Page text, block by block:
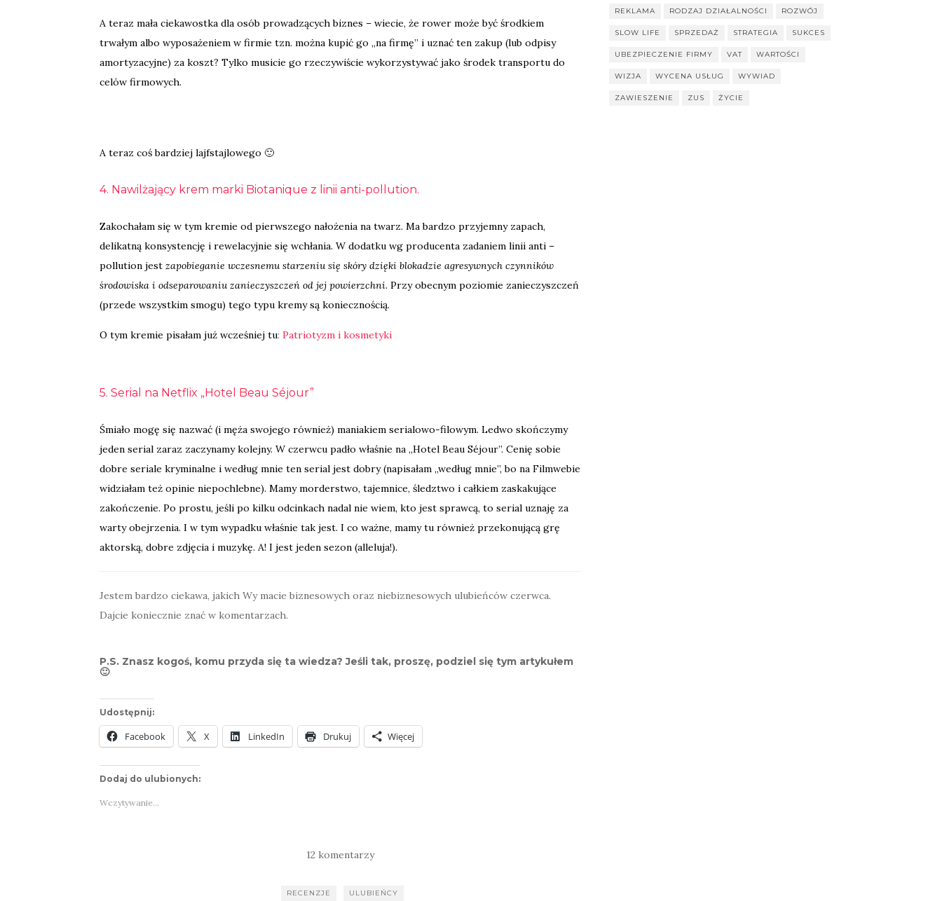
A teraz mała ciekawostka dla osób prowadzących biznes – wiecie, że rower może być środkiem
trwałym albo wyposażeniem w firmie tzn. można kupić go „na firmę” i uznać ten zakup (lub odpisy
amortyzacyjne) za koszt? Tylko musicie go rzeczywiście wykorzystywać jako środek transportu do
celów firmowych.
A teraz coś bardziej lajfstajlowego 🙂
4. Nawilżający krem marki Biotanique z linii anti-pollution.
Zakochałam się w tym kremie od pierwszego nałożenia na twarz. Ma bardzo przyjemny zapach,
delikatną konsystencję i rewelacyjnie się wchłania. W dodatku wg producenta zadaniem linii anti –
pollution jest zapobieganie wczesnemu starzeniu się skóry dzięki blokadzie agresywnych czynników
środowiska i odseparowaniu zanieczyszczeń od jej powierzchni. Przy obecnym poziomie zanieczyszczeń
(przede wszystkim smogu) tego typu kremy są koniecznością.
O tym kremie pisałam już wcześniej tu: Patriotyzm i kosmetyki
5. Serial na Netflix „Hotel Beau Séjour”
Śmiało mogę się nazwać (i męża swojego również) maniakiem serialowo-filowym. Ledwo skończymy
jeden serial zaraz zaczynamy kolejny. W czerwcu padło właśnie na „Hotel Beau Séjour”. Cenię sobie
dobre seriale kryminalne i według mnie ten serial jest dobry (napisałam „według mnie”, bo na Filmwebie
widziałam też opinie niepochlebne). Mamy morderstwo, tajemnice, śledztwo i całkiem zaskakujące
zakończenie. Po prostu, jeśli po kilku odcinkach nadal nie wiem, kto jest sprawcą, to serial uznaję za
warty obejrzenia. I w tym wypadku właśnie tak jest. I co ważne, mamy tu również przekonującą grę
aktorską, dobre zdjęcia i muzykę. A! I jest jeden sezon (alleluja!).
Jestem bardzo ciekawa, jakich Wy macie biznesowych oraz niebiznesowych ulubieńców czerwca.
Dajcie koniecznie znać w komentarzach.
P.S. Znasz kogoś, komu przyda się ta wiedza? Jeśli tak, proszę, podziel się tym artykułem
🙂
Udostępnij:
Facebook X LinkedIn Drukuj Więcej
Dodaj do ulubionych:
Wczytywanie…
12 komentarzy
RECENZJE ULUBIEŃCY
REKLAMA RODZAJ DZIAŁALNOŚCI ROZWÓJ
SLOW LIFE SPRZEDAŻ STRATEGIA SUKCES
UBEZPIECZENIE FIRMY VAT WARTOŚCI
WIZJA WYCENA USŁUG WYWIAD
ZAWIESZENIE ZUS ŻYCIE